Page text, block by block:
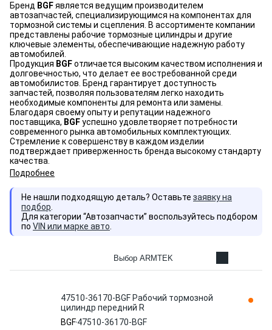
Бренд BGFявляется ведущим производителем
автозапчастей, специализирующимся на компонентах для
тормозной системы и сцепления. В ассортименте компании
представлены рабочие тормозные цилиндры и другие
ключевые элементы, обеспечивающие надежную работу
автомобилей.
Продукция BGFотличается высоким качеством исполнения и
долговечностью, что делает ее востребованной среди
автомобилистов. Бренд гарантирует доступность
запчастей, позволяя пользователям легко находить
необходимые компоненты для ремонта или замены.
Благодаря своему опыту и репутации надежного
поставщика, BGFуспешно удовлетворяет потребности
современного рынка автомобильных комплектующих.
Стремление к совершенству в каждом изделии
подтверждает приверженность бренда высокому стандарту
качества.
Подробнее
Не нашли подходящую деталь? Оставьте заявку на
подбор
Для категории “Автозапчасти” воспользуйтесь подбором
по VIN или марке авто
Выбор ARMTEK
47510-36170-BGF Рабочий тормозной
цилиндр передний R
BGF47510-36170-BGF